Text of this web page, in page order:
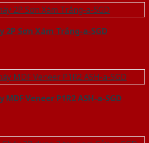
2P Sơn Xám Trắng-a-SGD
MDF Veneer P1R2 ASH-a-SGD